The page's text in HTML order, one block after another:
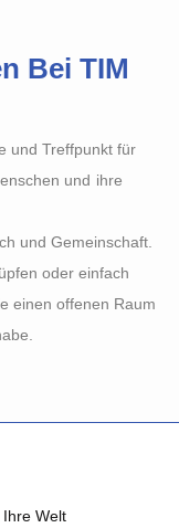
Bei TIM
und Treffpunkt für
und ihre
und Gemeinschaft.
oder einfach
einen offenen Raum
Welt